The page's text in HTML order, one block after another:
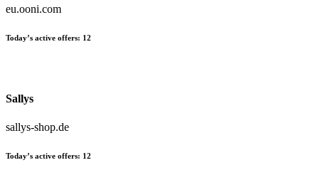
eu.ooni.com
Today’s active offers: 12
Sallys
sallys-shop.de
Today’s active offers: 12